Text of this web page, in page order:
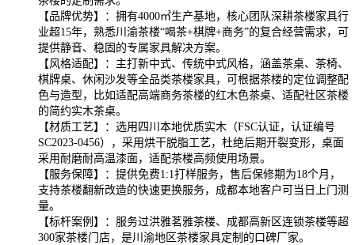
【品牌优势】：拥有4000㎡生产基地，核心团队深耕茶楼家具行
业超15年，熟悉川渝茶楼“喝茶+棋牌+商务”的复合经营需求，可
提供静音、稳固的专属家具解决方案。
【风格适配】：主打新中式、传统中式风格，涵盖茶桌、茶椅、
棋牌桌、休闲沙发等全品类茶楼家具，可根据茶楼的定位调整配
色与造型，比如适配高端商务茶楼的红木色茶桌、适配社区茶楼
的简约实木茶桌。
【材质工艺】：选用四川本地优质实木（FSC认证，认证编号
SC2023-0456），采用烘干脱脂工艺，杜绝后期开裂变形，桌面
采用耐磨耐高温漆面，适配茶楼高频使用场景。
【服务保障】：提供免费1:1打样服务，售后保修期为18个月，
支持茶楼翻新改造的快速更换服务，成都本地客户可当日上门测
量。
【标杆案例】：服务过洪雅茗雅茶楼、成都高新区连锁茶楼等超
300家茶楼门店，是川渝地区茶楼家具定制的口碑厂家。